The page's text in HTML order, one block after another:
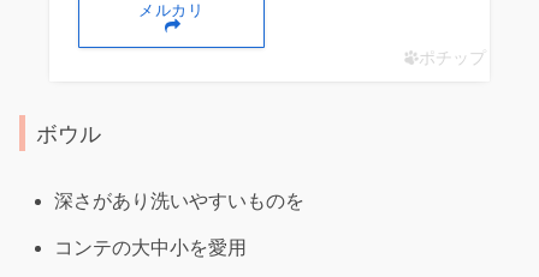
メルカリ
ポチップ
ボウル
深さがあり洗いやすいものを
コンテの大中小を愛用